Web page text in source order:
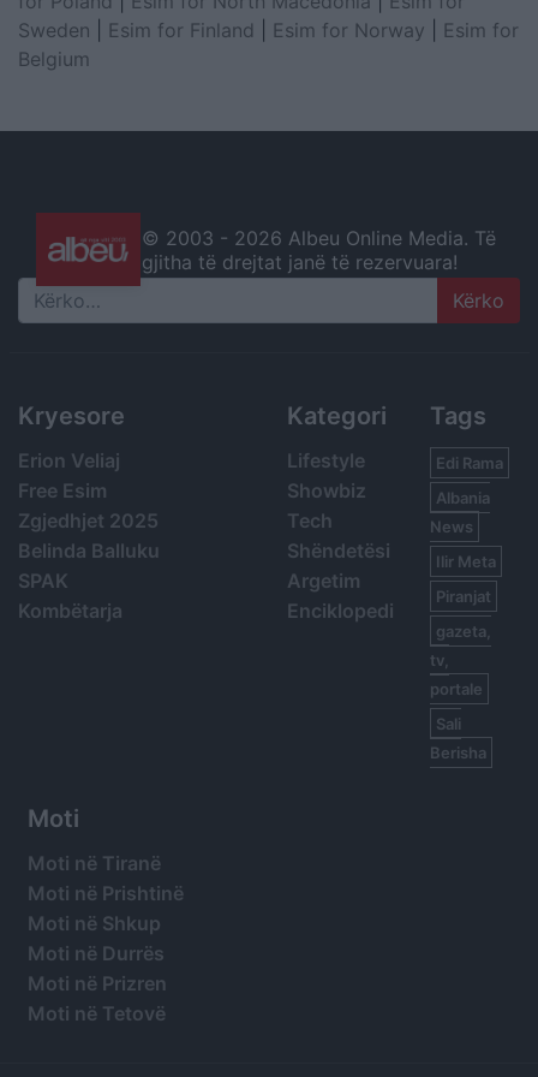
Sweden
Esim for Finland Esim for Norway
Esim for
Belgium
© 2003 - 2026 Albeu Online Media. Të
gjitha të drejtat janë të rezervuara!
Search
Kryesore
Erion Veliaj
Free Esim
Zgjedhjet 2025
Belinda Balluku
SPAK
Kombëtarja
Kategori
Lifestyle
Showbiz
Tech
Shëndetësi
Argetim
Enciklopedi
Tags
Edi Rama
Albania
News
Ilir Meta
Piranjat
gazeta,
tv,
portale
Sali
Berisha
Moti
Moti në Tiranë
Moti në Prishtinë
Moti në Shkup
Moti në Durrës
Moti në Prizren
Moti në Tetovë